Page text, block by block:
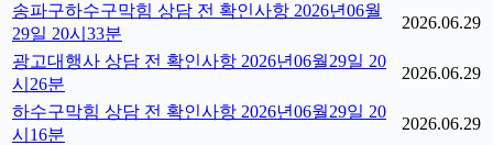
송파구하수구막힘 상담 전 확인사항 2026년06월
29일 20시33분
2026.06.29
광고대행사 상담 전 확인사항 2026년06월29일 20
시26분
2026.06.29
하수구막힘 상담 전 확인사항 2026년06월29일 20
시16분
2026.06.29